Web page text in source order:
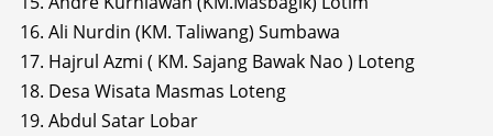
16. Ali Nurdin (KM. Taliwang) Sumbawa
17. Hajrul Azmi ( KM. Sajang Bawak Nao ) Loteng
18. Desa Wisata Masmas Loteng
19. Abdul Satar Lobar